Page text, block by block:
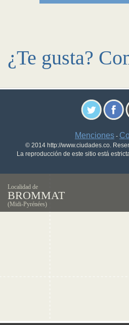
¿Te gusta?
Menciones -
© 2014 http://www.ciudades.co.
La reproducción de este sitio está
Localidad de
BROMMAT
(Midi-Pyrénées)